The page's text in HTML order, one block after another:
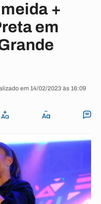
+
em
em 14/02/2023 às 16:09